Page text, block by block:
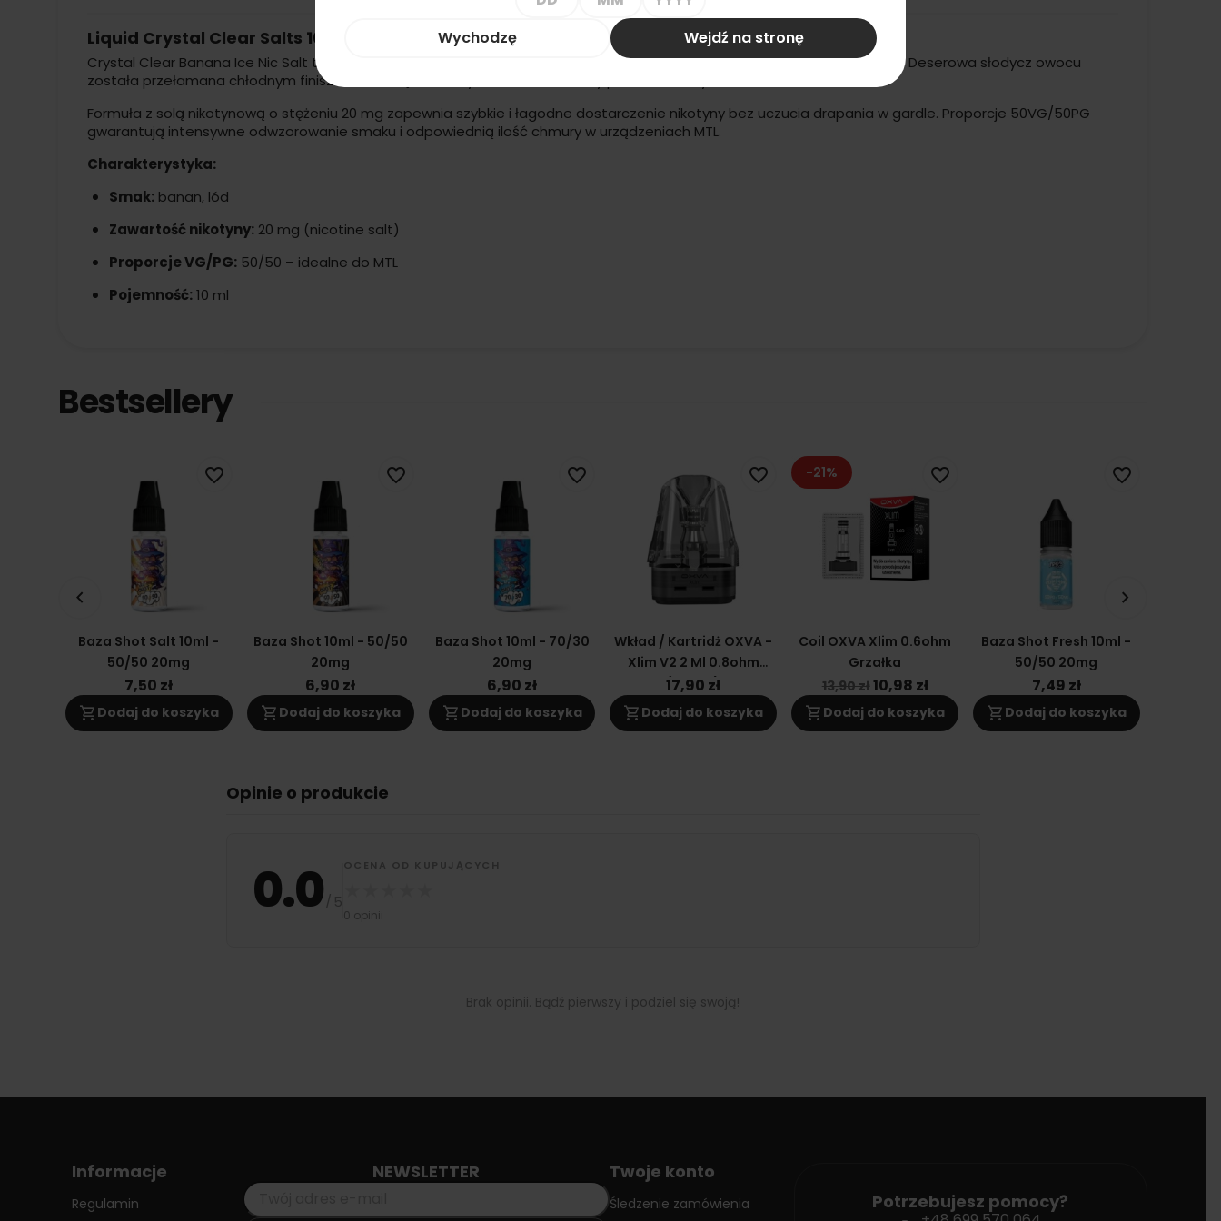
Liquid Crystal Clear Salts 10ml 20mg – Banana Ice
Crystal Clear Banana Ice Nic Salt to kremowe połączenie słodkiego banana z intensywnie orzeźwiającym akcentem lodu. Deserowa słodycz owocu
została przełamana chłodnym finiszem, tworząc unikalny, owocowo-mroźny profil smakowy.
Formuła z solą nikotynową o stężeniu 20 mg zapewnia szybkie i łagodne dostarczenie nikotyny bez uczucia drapania w gardle. Proporcje 50VG/50PG
gwarantują intensywne odwzorowanie smaku i odpowiednią ilość chmury w urządzeniach MTL.
Charakterystyka:
Smak: banan, lód
Zawartość nikotyny: 20 mg (nicotine salt)
Proporcje VG/PG: 50/50 – idealne do MTL
Pojemność:10 ml
Bestsellery
Baza Shot Salt 10ml -
50/50 20mg
7,50 zł
shopping_cart Dodaj do koszyka
favorite_border
Baza Shot 10ml - 50/50
20mg
6,90 zł
shopping_cart Dodaj do koszyka
favorite_border
Baza Shot 10ml - 70/30
20mg
6,90 zł
shopping_cart Dodaj do koszyka
favorite_border
Wkład / Kartridż OXVA -
Xlim V2 2 Ml 0.8ohm
(topfill)
17,90 zł
shopping_cart Dodaj do koszyka
favorite_border
Coil OXVA Xlim 0.6ohm
Grzałka
13,90 zł 10,98 zł
shopping_cart Dodaj do koszyka
-21% favorite_border
Baza Shot Fresh 10ml -
50/50 20mg
7,49 zł
shopping_cart Dodaj do koszyka
favorite_border
keyboard_arrow_left keyboard_arrow_right
Opinie o produkcie
0.0 / 5
OCENA OD KUPUJĄCYCH
0 opinii
Brak opinii. Bądź pierwszy i podziel się swoją!
Informacje
Regulamin
NEWSLETTER Twoje konto
Śledzenie zamówienia
Potrzebujesz pomocy?
Wejdź na stronę
Wychodzę